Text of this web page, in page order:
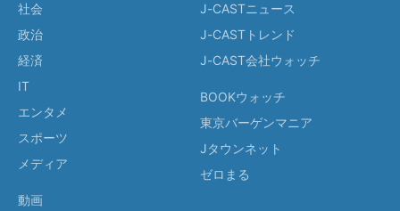
社会
政治
経済
IT
エンタメ
スポーツ
メディア
動画
J-CASTニュース
J-CASTトレンド
J-CAST会社ウォッチ
BOOKウォッチ
東京バーゲンマニア
Jタウンネット
ゼロまる